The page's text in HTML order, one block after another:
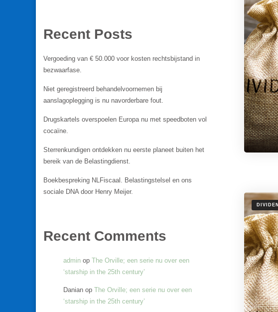
Recent Posts
Vergoeding van € 50.000 voor kosten rechtsbijstand in
bezwaarfase.
Niet geregistreerd behandelvoornemen bij
aanslagoplegging is nu navorderbare fout.
Drugskartels overspoelen Europa nu met speedboten vol
cocaïne.
Sterrenkundigen ontdekken nu eerste planeet buiten het
bereik van de Belastingdienst.
Boekbespreking NLFiscaal. Belastingstelsel en ons
sociale DNA door Henry Meijer.
Recent Comments
admin op The Orville; een serie nu over een
‘starship in the 25th century’
Danian op The Orville; een serie nu over een
‘starship in the 25th century’